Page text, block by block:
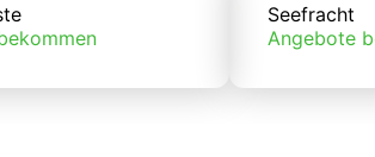
Seefracht
Angebote